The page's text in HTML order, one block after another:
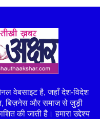
वेबसाइट है, जहाँ देश-विदेश
बिज़नेस और समाज से जुड़ी
की जाती है। हमारा उद्देश्य